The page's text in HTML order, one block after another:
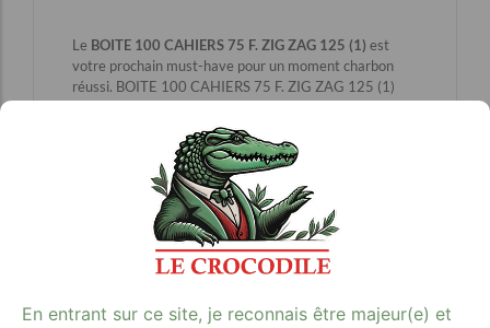
Le BOITE 100 CAHIERS 75 F. ZIG ZAG 125 (1) est
votre prochain must-have pour un moment charbon
réussi. BOITE 100 CAHIERS 75 F. ZIG ZAG 125 (1)
répondre à vos attentes les plus élevées. Idéal pour les
amateurs de tabac, il allie praticité et excellence. Ne
passez pas à côté, achetez-le dès maintenant dans
notre tabac presse et profitez d’un briquet au top !
En entrant sur ce site, je reconnais être majeur(e) et